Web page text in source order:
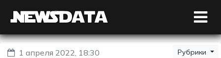
1 апреля 2022, 18:30 Рубрики